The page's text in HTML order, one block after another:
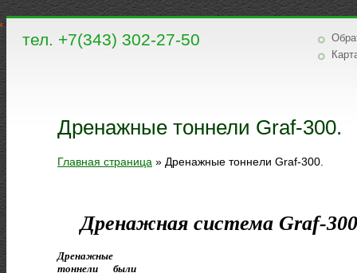
тел. +7(343) 302-27-50
Дренажные тоннели Graf-300.
Главная страница » Дренажные тоннели Graf-300.
Дренажная система Graf-
Дренажные
тоннели были